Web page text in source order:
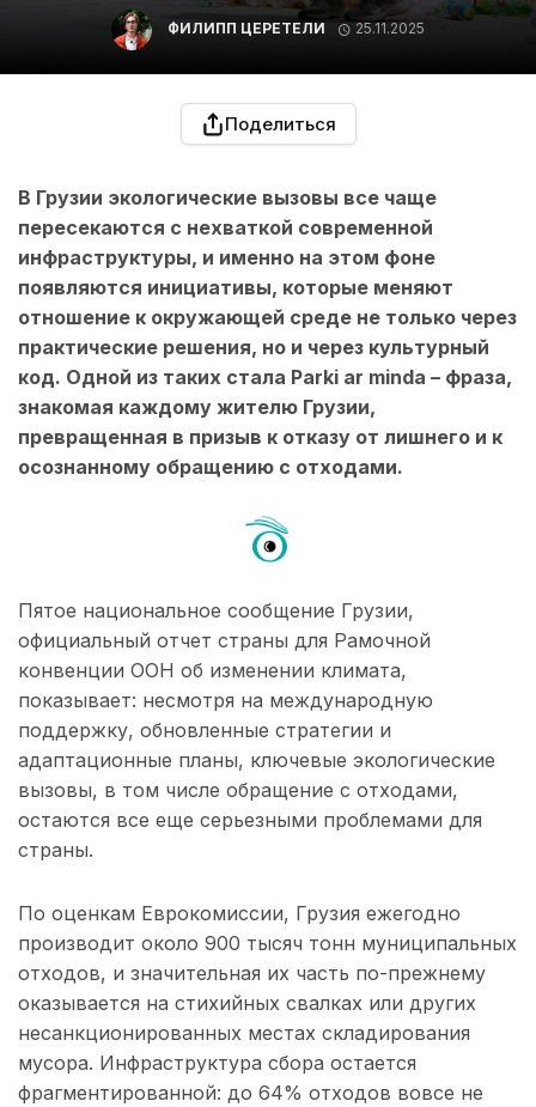
ФИЛИПП ЦЕРЕТЕЛИ 25.11.2025
Поделиться
В Грузии экологические вызовы все чаще
пересекаются с нехваткой современной
инфраструктуры, и именно на этом фоне
появляются инициативы, которые меняют
отношение к окружающей среде не только через
практические решения, но и через культурный
код. Одной из таких стала Parki ar minda – фраза,
знакомая каждому жителю Грузии,
превращенная в призыв к отказу от лишнего и к
осознанному обращению с отходами.
Пятое национальное сообщение Грузии,
официальный отчет страны для Рамочной
конвенции ООН об изменении климата,
показывает: несмотря на международную
поддержку, обновленные стратегии и
адаптационные планы, ключевые экологические
вызовы, в том числе обращение с отходами,
остаются все еще серьезными проблемами для
страны.
По оценкам Еврокомиссии, Грузия ежегодно
производит около 900 тысяч тонн муниципальных
отходов, и значительная их часть по-прежнему
оказывается на стихийных свалках или других
несанкционированных местах складирования
мусора. Инфраструктура сбора остается
фрагментированной: до 64% отходов вовсе не